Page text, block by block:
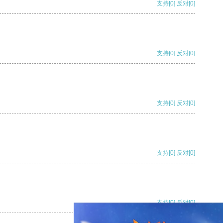
支持[0] 反对[0]
支持[0] 反对[0]
支持[0] 反对[0]
支持[0] 反对[0]
支持[0] 反对[0]